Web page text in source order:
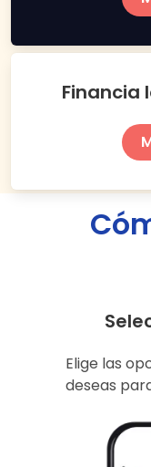
Financia
Elige las
deseas